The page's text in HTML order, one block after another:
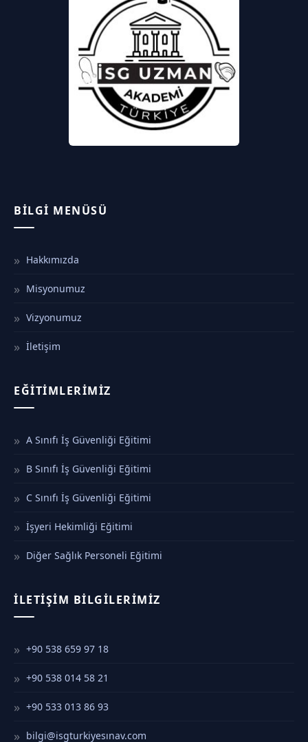
BILGI MENÜSÜ
Hakkımızda
Misyonumuz
Vizyonumuz
İletişim
EĞITIMLERIMIZ
A Sınıfı İş Güvenliği Eğitimi
B Sınıfı İş Güvenliği Eğitimi
C Sınıfı İş Güvenliği Eğitimi
İşyeri Hekimliği Eğitimi
Diğer Sağlık Personeli Eğitimi
İLETIŞIM BILGILERIMIZ
+90 538 659 97 18
+90 538 014 58 21
+90 533 013 86 93
bilgi@isgturkiyesınav.com